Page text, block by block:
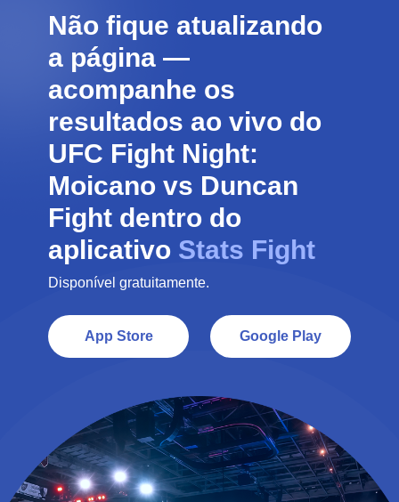
Não fique atualizando
a página —
acompanhe os
resultados ao vivo do
UFC Fight Night:
Moicano vs Duncan
Fight dentro do
aplicativo Stats Fight
Disponível gratuitamente.
Google Play
App Store